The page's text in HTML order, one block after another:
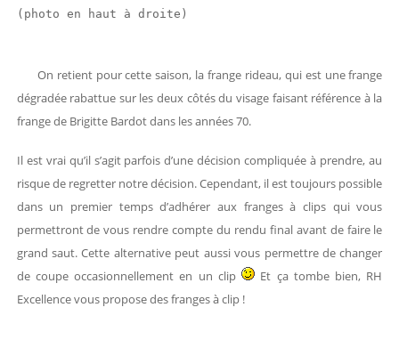
(photo en haut à droite)
On retient pour cette saison, la frange rideau, qui est une frange
dégradée rabattue sur les deux côtés du visage faisant référence à la
frange de Brigitte Bardot dans les années 70.
Il est vrai qu’il s’agit parfois d’une décision compliquée à prendre, au
risque de regretter notre décision. Cependant, il est toujours possible
dans un premier temps d’adhérer aux franges à clips qui vous
permettront de vous rendre compte du rendu final avant de faire le
grand saut. Cette alternative peut aussi vous permettre de changer
de coupe occasionnellement en un clip
Et ça tombe bien, RH
Excellence vous propose des franges à clip !